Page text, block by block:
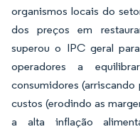
organismos locais do
dos preços em
superou o IPC geral
operadores a
consumidores
custos (erodindo as
a alta inflação